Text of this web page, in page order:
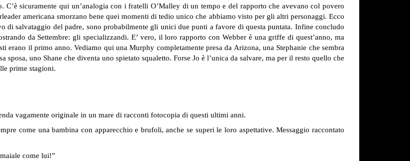
sicuramente qui un’analogia con i fratelli O’Malley di un tempo e del rapporto che avevano col povero
americana smorzano bene quei momenti di tedio unico che abbiamo visto per gli altri personaggi. Ecco
di salvataggio del padre, sono probabilmente gli unici due punti a favore di questa puntata. Infine concludo
da Settembre: gli specializzandi. E’ vero, il loro rapporto con Webber è una griffe di quest’anno, ma
erano il primo anno. Vediamo qui una Murphy completamente presa da Arizona, una Stephanie che sembra
uno Shane che diventa uno spietato squaletto. Forse Jo è l’unica da salvare, ma per il resto quello che
prime stagioni.
vagamente originale in un mare di racconti fotocopia di questi ultimi anni.
come una bambina con apparecchio e brufoli, anche se superi le loro aspettative. Messaggio raccontato
come lui!”